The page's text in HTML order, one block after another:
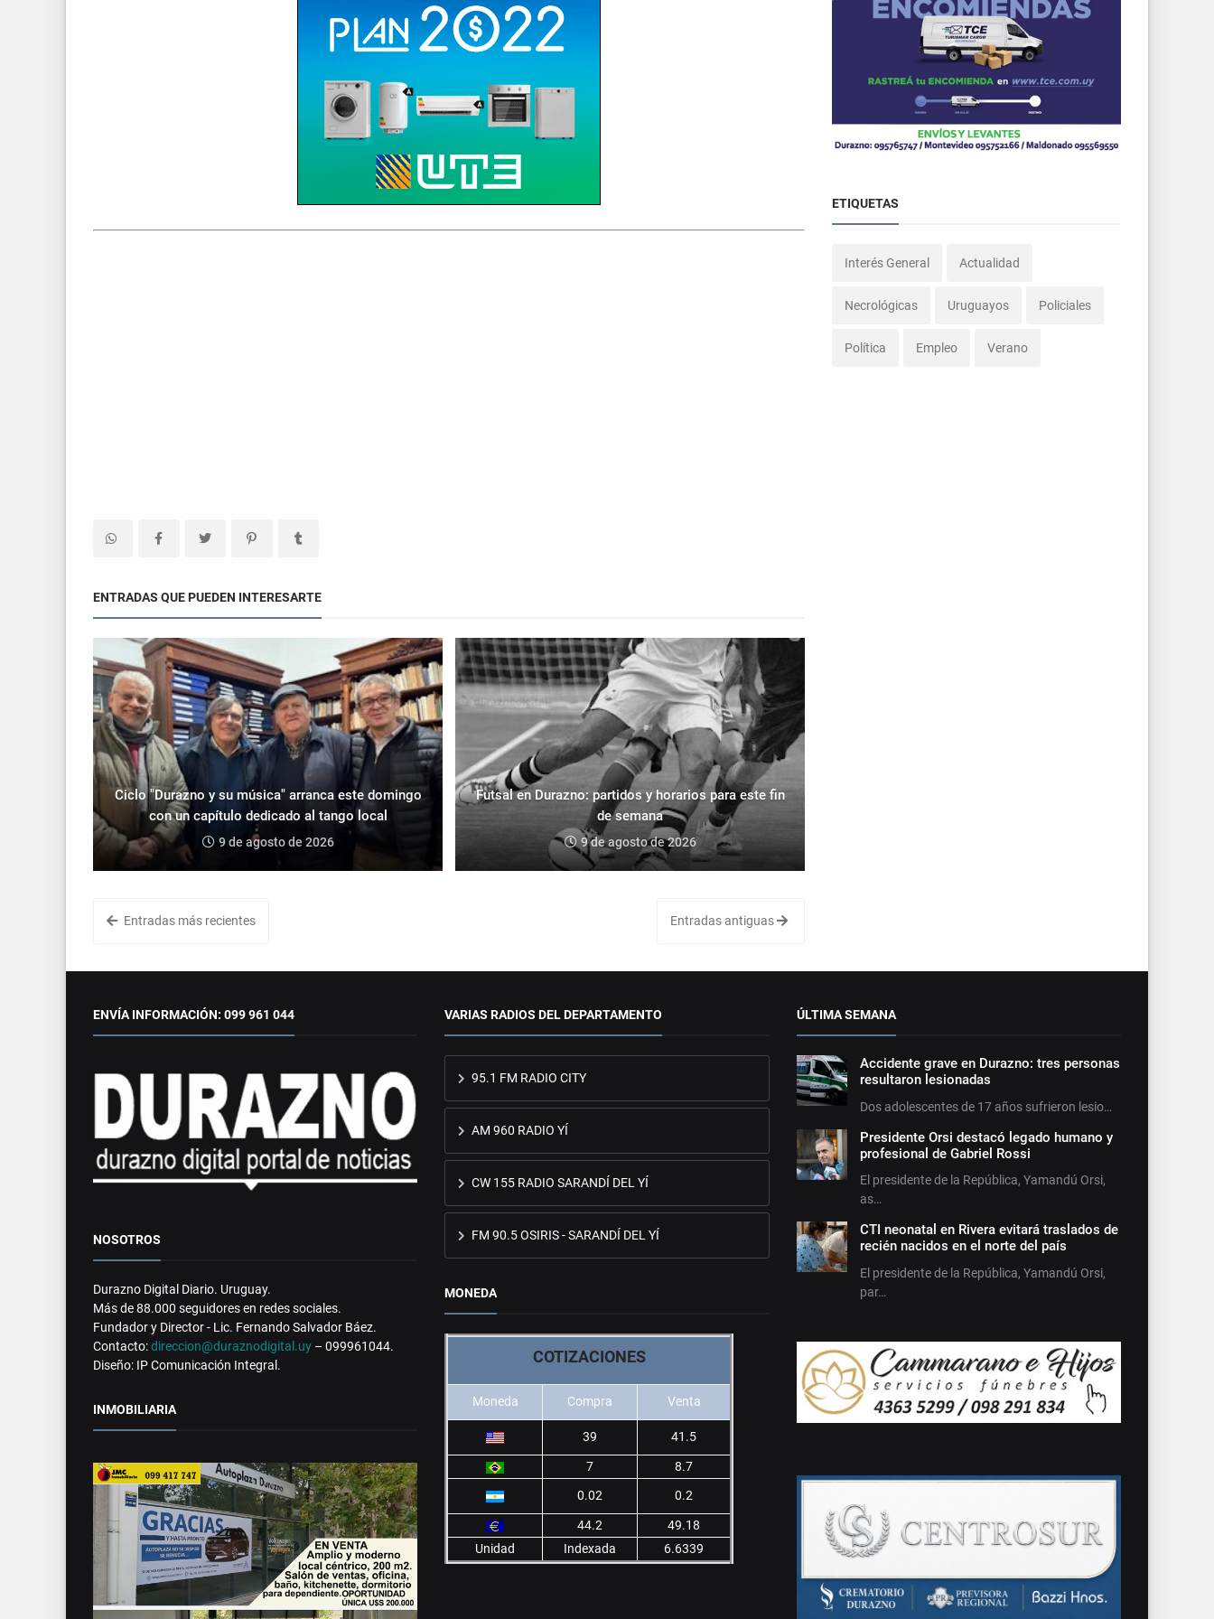
ENTRADAS QUE PUEDEN INTERESARTE
Ciclo "Durazno y su música" arranca este domingo
con un capítulo dedicado al tango local
9 de agosto de 2026
Futsal en Durazno: partidos y horarios para este fin
de semana
9 de agosto de 2026
Entradas más recientes Entradas antiguas
ETIQUETAS
Interés General Actualidad
Necrológicas Uruguayos Policiales
Política Empleo Verano
ENVÍA INFORMACIÓN: 099 961 044
NOSOTROS
Durazno Digital Diario. Uruguay.
Más de 88.000 seguidores en redes sociales.
Fundador y Director - Lic. Fernando Salvador Báez.
Contacto:direccion@duraznodigital.uy – 099961044.
Diseño: IP Comunicación Integral.
INMOBILIARIA
VARIAS RADIOS DEL DEPARTAMENTO
95.1 FM RADIO CITY
AM 960 RADIO YÍ
CW 155 RADIO SARANDÍ DEL YÍ
FM 90.5 OSIRIS - SARANDÍ DEL YÍ
MONEDA
COTIZACIONES
Moneda Compra Venta
39 41.5
7
8.7
0.02
0.2
44.2
49.18
Unidad
Indexada 6.6339
ÚLTIMA SEMANA
Accidente grave en Durazno: tres personas
resultaron lesionadas
Dos adolescentes de 17 años sufrieron lesio…
Presidente Orsi destacó legado humano y
profesional de Gabriel Rossi
El presidente de la República, Yamandú Orsi,
as…
CTI neonatal en Rivera evitará traslados de
recién nacidos en el norte del país
El presidente de la República, Yamandú Orsi,
par…